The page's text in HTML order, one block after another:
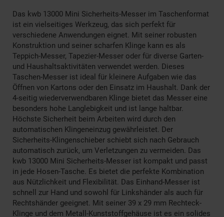
Das kwb 13000 Mini Sicherheits-Messer im Taschenformat
ist ein vielseitiges Werkzeug, das sich perfekt für
verschiedene Anwendungen eignet. Mit seiner robusten
Konstruktion und seiner scharfen Klinge kann es als
Teppich-Messer, Tapezier-Messer oder für diverse Garten-
und Haushaltsaktivitäten verwendet werden. Dieses
Taschen-Messer ist ideal für kleinere Aufgaben wie das
Öffnen von Kartons oder den Einsatz im Haushalt. Dank der
4-seitig wiederverwendbaren Klinge bietet das Messer eine
besonders hohe Langlebigkeit und ist lange haltbar.
Höchste Sicherheit beim Arbeiten wird durch den
automatischen Klingeneinzug gewährleistet. Der
Sicherheits-Klingenschieber schiebt sich nach Gebrauch
automatisch zurück, um Verletzungen zu vermeiden. Das
kwb 13000 Mini Sicherheits-Messer ist kompakt und passt
in jede Hosen-Tasche. Es bietet die perfekte Kombination
aus Nützlichkeit und Flexibilität. Das Einhand-Messer ist
schnell zur Hand und sowohl für Linkshänder als auch für
Rechtshänder geeignet. Mit seiner 39 x 29 mm Rechteck-
Klinge und dem Metall-Kunststoffgehäuse ist es ein solides